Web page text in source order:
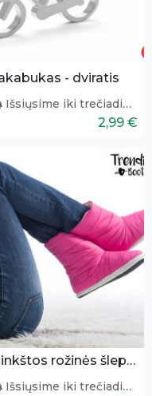
- dviratis
Išsiųsime iki trečiadienio
2,99 €
Minkštos rožinės šlepetės
Išsiųsime iki trečiadienio